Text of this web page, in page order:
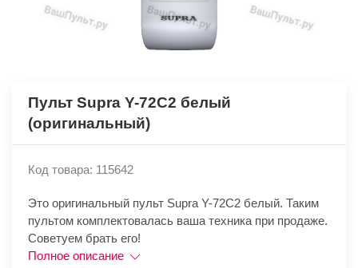
Пульт Supra Y-72C2 белый
(оригинальный)
Код товара: 115642
Это оригинальный пульт Supra Y-72C2 белый. Таким
пультом комплектовалась ваша техника при продаже.
Советуем брать его!
Полное описание